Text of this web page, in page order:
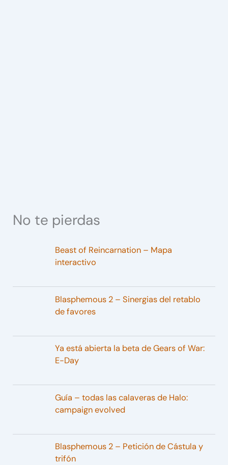
No te pierdas
Beast of Reincarnation – Mapa
interactivo
Blasphemous 2 – Sinergias del retablo
de favores
Ya está abierta la beta de Gears of War:
E-Day
Guía – todas las calaveras de Halo:
campaign evolved
Blasphemous 2 – Petición de Cástula y
trifón